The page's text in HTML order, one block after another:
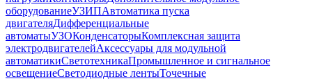
оборудованиеУЗИПАвтоматика пуска
двигателяДифференциальные
автоматыУЗОКонденсаторыКомплексная защита
электродвигателейАксессуары для модульной
автоматикиСветотехникаПромышленное и сигнальное
освещениеСветодиодные лентыТочечные